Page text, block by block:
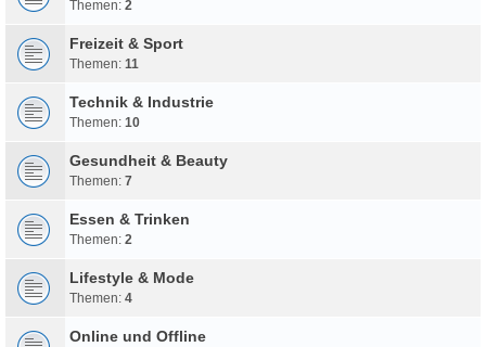
Themen: 2
Freizeit & Sport
Themen: 11
Technik & Industrie
Themen: 10
Gesundheit & Beauty
Themen: 7
Essen & Trinken
Themen: 2
Lifestyle & Mode
Themen: 4
Online und Offline